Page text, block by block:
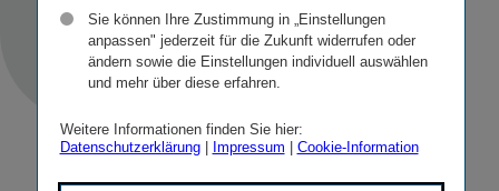
Sie können Ihre Zustimmung in „Einstellungen
anpassen" jederzeit für die Zukunft widerrufen oder
ändern sowie die Einstellungen individuell auswählen
und mehr über diese erfahren.
Weitere Informationen finden Sie hier:
Datenschutzerklärung| Impressum Cookie-Information